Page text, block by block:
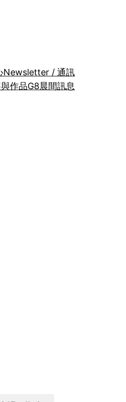
Newsletter / 通訊
作品G8晨間訊息